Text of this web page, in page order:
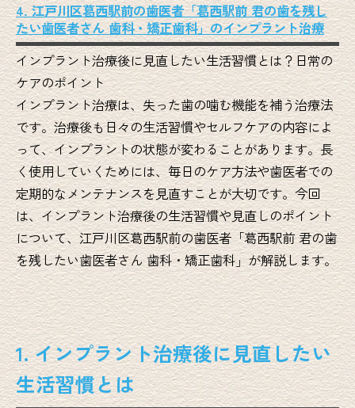
4. 江戸川区葛西駅前の歯医者「葛西駅前 君の歯を残し
たい歯医者さん 歯科・矯正歯科」のインプラント治療
インプラント治療後に見直したい生活習慣とは？日常の
ケアのポイント
インプラント治療は、失った歯の噛む機能を補う治療法
です。治療後も日々の生活習慣やセルフケアの内容によ
って、インプラントの状態が変わることがあります。長
く使用していくためには、毎日のケア方法や歯医者での
定期的なメンテナンスを見直すことが大切です。今回
は、インプラント治療後の生活習慣や見直しのポイント
について、江戸川区葛西駅前の歯医者「葛西駅前 君の歯
を残したい歯医者さん 歯科・矯正歯科」が解説します。
1. インプラント治療後に見直したい
生活習慣とは